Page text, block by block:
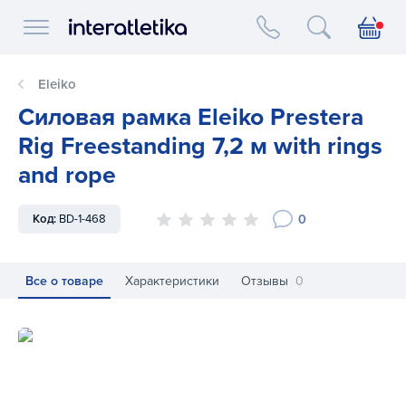
Interatletika logo
Eleiko
Силовая рамка Eleiko Prestera
Rig Freestanding 7,2 м with rings
and rope
Код: BD-1-468 0
Все о товаре Характеристики Отзывы 0
Силовая рамка Eleiko Prestera Rig Freestanding 7,2 м with